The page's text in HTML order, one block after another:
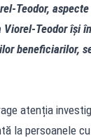
Teodor,
Viorel-Teodor își
beneficiarilor,
atenția
la persoanele